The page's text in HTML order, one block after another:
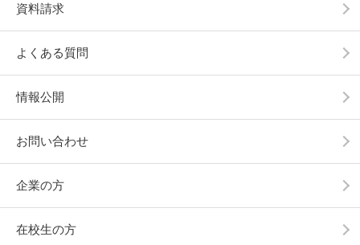
資料請求
よくある質問
情報公開
お問い合わせ
企業の方
在校生の方